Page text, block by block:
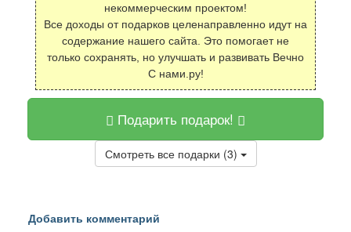
некоммерческим проектом!
Все доходы от подарков целенаправленно идут на
содержание нашего сайта. Это помогает не
только сохранять, но улучшать и развивать Вечно
С нами.ру!
Подарить подарок!
Смотреть все подарки (3)
Добавить комментарий